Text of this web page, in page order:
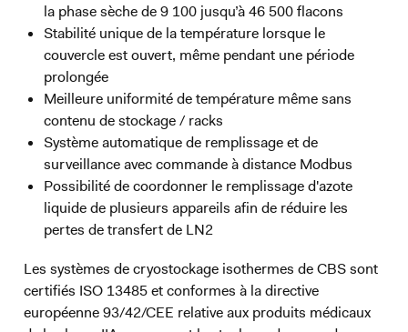
la phase sèche de 9 100 jusqu’à 46 500 flacons
Stabilité unique de la température lorsque le
couvercle est ouvert, même pendant une période
prolongée
Meilleure uniformité de température même sans
contenu de stockage / racks
Système automatique de remplissage et de
surveillance avec commande à distance Modbus
Possibilité de coordonner le remplissage d'azote
liquide de plusieurs appareils afin de réduire les
pertes de transfert de LN2
Les systèmes de cryostockage isothermes de CBS sont
certifiés ISO 13485 et conformes à la directive
européenne 93/42/CEE relative aux produits médicaux